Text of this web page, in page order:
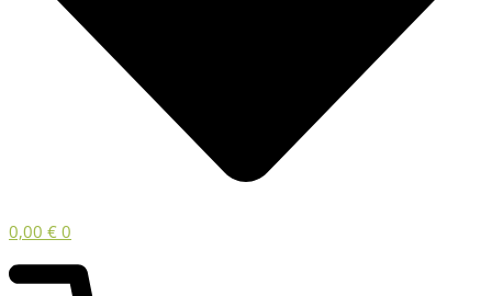
0,00 € 0